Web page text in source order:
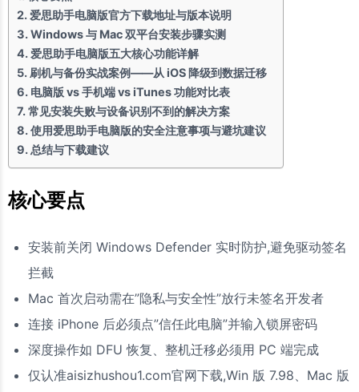
爱思助手电脑版官方下载地址与版本说明
Windows 与 Mac 双平台安装步骤实测
爱思助手电脑版五大核心功能详解
刷机与备份实战案例——从 iOS 降级到数据迁移
电脑版 vs 手机端 vs iTunes 功能对比表
常见安装失败与设备识别不到的解决方案
使用爱思助手电脑版的安全注意事项与避坑建议
总结与下载建议
核心要点
安装前关闭 Windows Defender 实时防护,避免驱动签名
拦截
Mac 首次启动需在”隐私与安全性”放行未签名开发者
连接 iPhone 后必须点”信任此电脑”并输入锁屏密码
深度操作如 DFU 恢复、整机迁移必须用 PC 端完成
仅认准aisizhushou1.com官网下载,Win 版 7.98、Mac 版